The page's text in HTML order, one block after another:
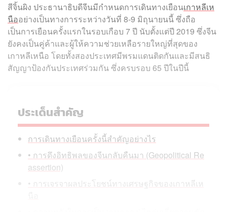
สีจิ้นผิง ประธานาธิบดีจีนมีกำหนดการเดินทางเยือนเกาหลีเห
นืออย่างเป็นทางการระหว่างวันที่ 8-9 มิถุนายนนี้ ซึ่งถือ
เป็นการเยือนครั้งแรกในรอบเกือบ 7 ปี นับตั้งแต่ปี 2019 ซึ่งจีน
ยังคงเป็นคู่ค้าและผู้ให้ความช่วยเหลือรายใหญ่ที่สุดของ
เกาหลีเหนือ โดยทั้งสองประเทศมีพรมแดนติดกันและมีสนธิ
สัญญาป้องกันประเทศร่วมกัน ซึ่งครบรอบ 65 ปีในปีนี้
ประเด็นสำคัญ
การเดินทางเยือนครั้งนี้สำคัญอย่างไร
• การดึงอิทธิพลของจีนกลับคืนมา (Geopolitical Re
assertion)
• การเจรจาผลประโยชน์ทางเศรษฐกิจของเกาหลีเห